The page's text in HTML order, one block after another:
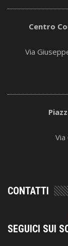
Centro
Via
CONTATTI
SEGUICI SUI